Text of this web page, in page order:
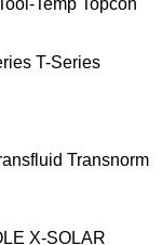
T-Series
Transnorm
X-SOLAR